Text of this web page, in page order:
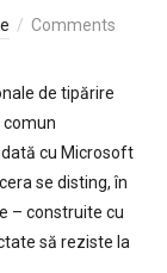
Comments
de tipărire
comun
cu Microsoft
se disting, în
– construite cu
să reziste la